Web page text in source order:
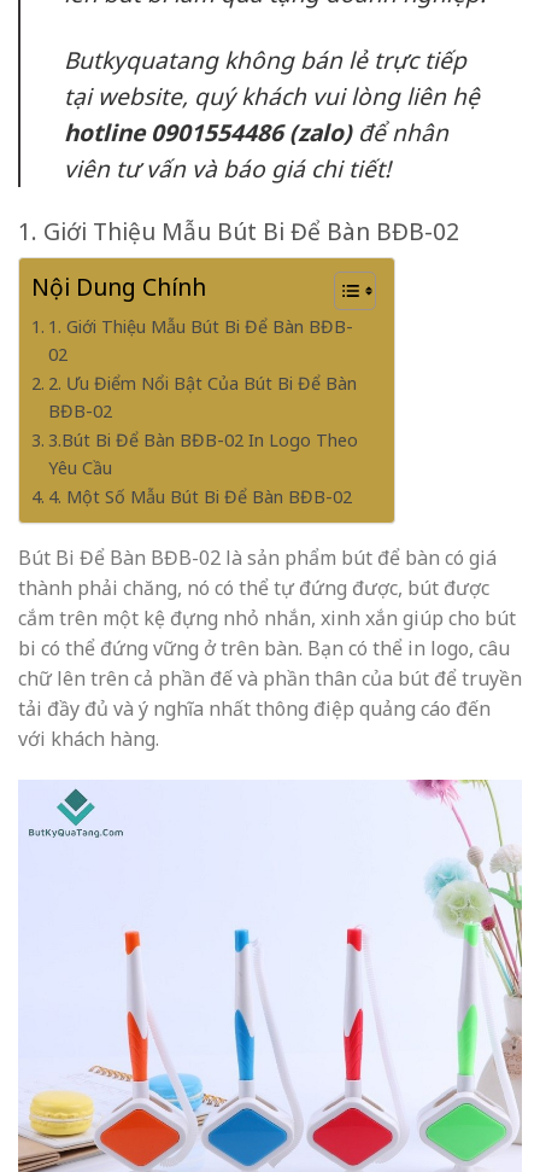
Butkyquatang không bán lẻ trực tiếp
tại website, quý khách vui lòng liên hệ
hotline 0901554486 (zalo) để nhân
viên tư vấn và báo giá chi tiết!
1. Giới Thiệu Mẫu Bút Bi Để Bàn BĐB-02
Nội Dung Chính
1. Giới Thiệu Mẫu Bút Bi Để Bàn BĐB-
02
2. Ưu Điểm Nổi Bật Của Bút Bi Để Bàn
BĐB-02
3.Bút Bi Để Bàn BĐB-02 In Logo Theo
Yêu Cầu
4. Một Số Mẫu Bút Bi Để Bàn BĐB-02
Bút Bi Để Bàn BĐB-02 là sản phẩm bút để bàn có giá
thành phải chăng, nó có thể tự đứng được, bút được
cắm trên một kệ đựng nhỏ nhắn, xinh xắn giúp cho bút
bi có thể đứng vững ở trên bàn. Bạn có thể in logo, câu
chữ lên trên cả phần đế và phần thân của bút để truyền
tải đầy đủ và ý nghĩa nhất thông điệp quảng cáo đến
với khách hàng.